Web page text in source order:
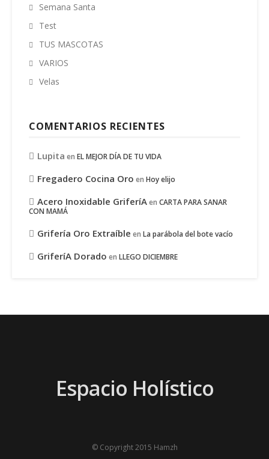
Semana Santa
Test
TUS MASCOTAS
VARIOS
Velas
COMENTARIOS RECIENTES
Lupita en EL MEJOR DÍA DE TU VIDA
Fregadero Cocina Oro en Hoy elijo
Acero Inoxidable GriferíAen CARTA PARA SANAR
CON MAMÁ
Grifería Oro Extraíble en La parábola del bote vacío
GriferíA Dorado en LLEGO DICIEMBRE
Espacio Holístico
© Copyright 2015 Hamzh